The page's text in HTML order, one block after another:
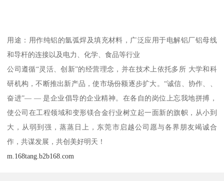
用途：用作纯铝的氩弧焊及填充材料，广泛应用于电解铝厂铝母线
和导杆的连接以及电力、化学、食品等行业
公司遵循“灵活、创新”的经营理念，并在技术上依托多所 大学和科
研机构，不断推出新产品，使市场份额逐步扩大。“诚信、协作、、
奋进”— — 是企业倡导的企业精神。在各自的岗位上忘我地拼搏，
使公司在工程领域和变形镁合金行业树立起一面新的旗帜，从小到
大，从弱到强，蒸蒸日上，东莞市启越公司愿与各界朋友竭诚合
作，共谋发展，共创美好明天！
m.168tang.b2b168.com